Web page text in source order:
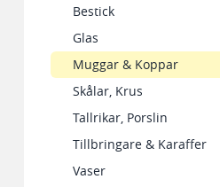
Bestick
Glas
Muggar & Koppar
Skålar, Krus
Tallrikar, Porslin
Tillbringare & Karaffer
Vaser